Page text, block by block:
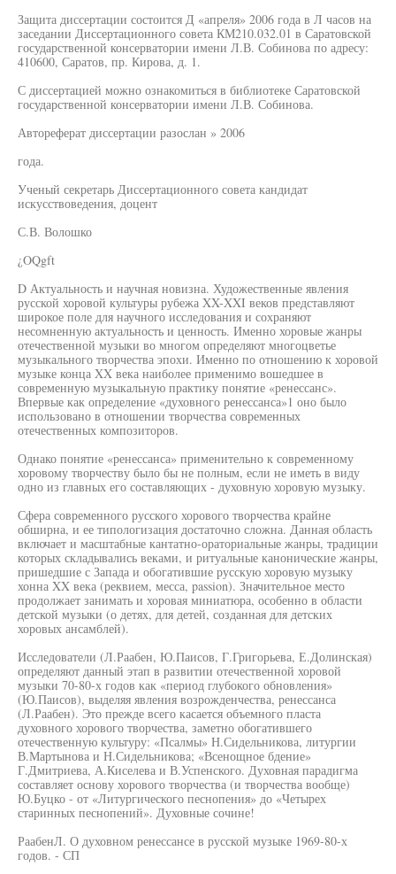
Защита диссертации состоится Д «апреля» 2006 года в Л часов на
заседании Диссертационного совета КМ210.032.01 в Саратовской
государственной консерватории имени Л.В. Собинова по адресу:
410600, Саратов, пр. Кирова, д. 1.
С диссертацией можно ознакомиться в библиотеке Саратовской
государственной консерватории имени Л.В. Собинова.
Автореферат диссертации разослан » 2006
года.
Ученый секретарь Диссертационного совета кандидат
искусствоведения, доцент
С.В. Волошко
¿OQgft
D Актуальность и научная новизна. Художественные явления
русской хоровой культуры рубежа XX-XXI веков представляют
широкое поле для научного исследования и сохраняют
несомненную актуальность и ценность. Именно хоровые жанры
отечественной музыки во многом определяют многоцветье
музыкального творчества эпохи. Именно по отношению к хоровой
музыке конца XX века наиболее применимо вошедшее в
современную музыкальную практику понятие «ренессанс».
Впервые как определение «духовного ренессанса»1 оно было
использовано в отношении творчества современных
отечественных композиторов.
Однако понятие «ренессанса» применительно к современному
хоровому творчеству было бы не полным, если не иметь в виду
одно из главных его составляющих - духовную хоровую музыку.
Сфера современного русского хорового творчества крайне
обширна, и ее типологизация достаточно сложна. Данная область
включает и масштабные кантатно-ораториальные жанры, традиции
которых складывались веками, и ритуальные канонические жанры,
пришедшие с Запада и обогатившие русскую хоровую музыку
хонна XX века (реквием, месса, passion). Значительное место
продолжает занимать и хоровая миниатюра, особенно в области
детской музыки (о детях, для детей, созданная для детских
хоровых ансамблей).
Исследователи (Л.Раабен, Ю.Паисов, Г.Григорьева, Е.Долинская)
определяют данный этап в развитии отечественной хоровой
музыки 70-80-х годов как «период глубокого обновления»
(Ю.Паисов), выделяя явления возрожденчества, ренессанса
(Л.Раабен). Это прежде всего касается объемного пласта
духовного хорового творчества, заметно обогатившего
отечественную культуру: «Псалмы» Н.Сидельникова, литургии
В.Мартынова и Н.Сидельникова; «Всенощное бдение»
Г.Дмитриева, А.Киселева и В.Успенского. Духовная парадигма
составляет основу хорового творчества (и творчества вообще)
Ю.Буцко - от «Литургического песнопения» до «Четырех
старинных песнопений». Духовные сочине!
РаабенЛ. О духовном ренессансе в русской музыке 1969-80-х
годов. - СП